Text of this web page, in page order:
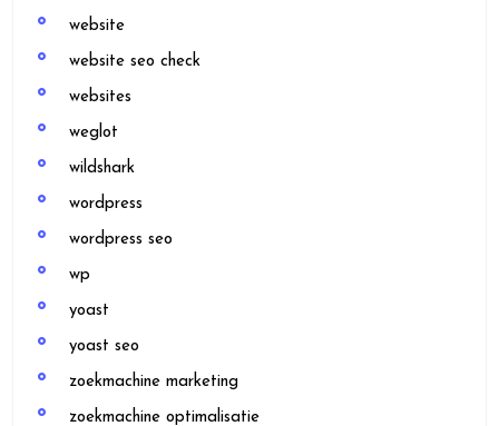
website
website seo check
websites
weglot
wildshark
wordpress
wordpress seo
wp
yoast
yoast seo
zoekmachine marketing
zoekmachine optimalisatie